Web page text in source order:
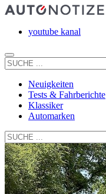
youtube kanal
Neuigkeiten
Tests & Fahrberichte
Klassiker
Automarken